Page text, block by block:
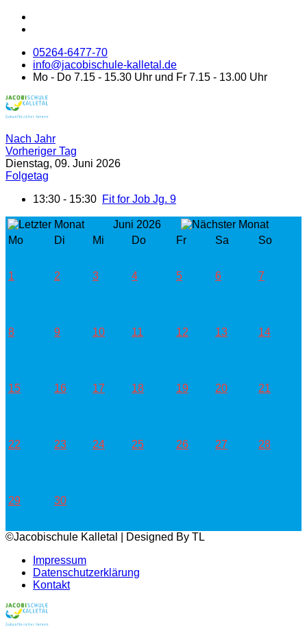
05264-6477-70
info@jacobischule-kalletal.de
Mo - Do 7.15 - 15.30 Uhr und Fr 7.15 - 13.00 Uhr
Nach Jahr
Vorheriger Tag
Dienstag, 09. Juni 2026
Folgetag
13:30 - 15:30 Fit for Job Jg. 9
Juni 2026
Mo
Di Mi Do Fr Sa So
1 2 3 4 5 6 7
8 9 10 11 12 13 14
15 16 17 18 19 20 21
22 23 24 25 26 27 28
29 30
©Jacobischule Kalletal | Designed By TL
Impressum
Datenschutzerklärung
Kontakt